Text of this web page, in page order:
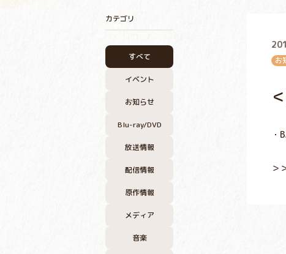
カテゴリ
すべて
イベント
お知らせ
Blu-ray/DVD
放送情報
配信情報
原作情報
メディア
音楽
お
・
＞